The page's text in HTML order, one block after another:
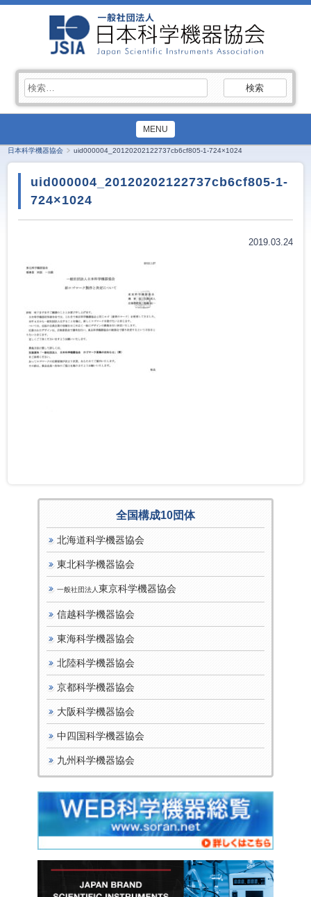
索:
MENU
日本科学機器協会 uid000004_20120202122737cb6cf805-1-724×1024
uid000004_20120202122737cb6cf805-1-
724×1024
2019.03.24
全国構成10団体
北海道科学機器協会
東北科学機器協会
一般社団法人 東京科学機器協会
信越科学機器協会
東海科学機器協会
北陸科学機器協会
京都科学機器協会
大阪科学機器協会
中四国科学機器協会
九州科学機器協会